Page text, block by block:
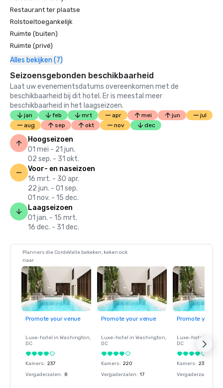
Restaurant ter plaatse
Rolstoeltoegankelijk
Ruimte (buiten)
Ruimte (privé)
Alles bekijken (7)
Seizoensgebonden beschikbaarheid
Laat uw evenementsdatums overeenkomen met de
beschikbaarheid bij dit hotel. Er is meestal meer
beschikbaarheid in het laagseizoen.
jan feb mrt apr mei jun
jul
aug
sep okt nov dec
Hoogseizoen
01 mei - 21 jun.
02 sep. - 31 okt.
Voor- en naseizoen
16 mrt. - 30 apr.
22 jun. - 01 sep.
01 nov. - 15 dec.
Laagseizoen
01 jan. - 15 mrt.
16 dec. - 31 dec.
Planners die CordeValle bekeken, keken ook
naar
Promote your venue
Luxe-hotel in Washington,
DC
Kamers: 237
Vergaderzalen: 8
Promote your venue
Luxe-hotel in Washington,
DC
Kamers: 220
Vergaderzalen: 17
Promote your
Luxe-hotel in
DC
Kamers: 237
Vergaderzalen